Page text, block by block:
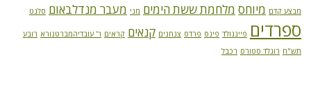
מבצע קדם מיוחס מלחמת ששת הימים מני מעבר מנדלבאום סלנט
ספרדים פיינגולד פינס פרדס צנחנים קנאים קראים ר' עובדיהמברטנורא רובע
תש"ח רונלד סטורס רכבל